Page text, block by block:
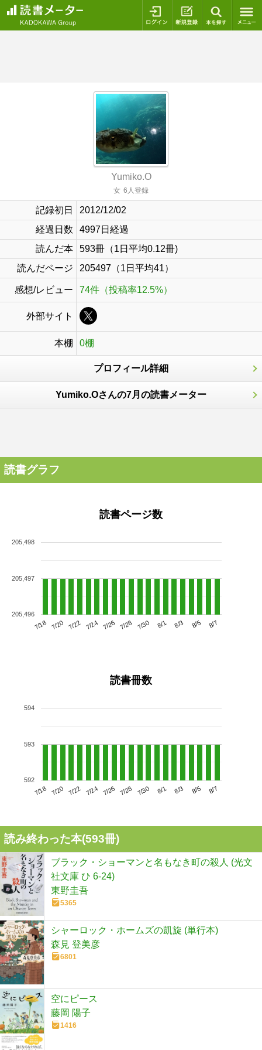
ログイン 新規登録
Yumiko.O
女 6人登録
記録初日
2012/12/02
経過日数
4997日経過
読んだ本
593冊（1日平均0.12冊)
読んだページ
205497（1日平均41）
感想/レビュー 74件（投稿率12.5%）
外部サイト
本棚 0棚
プロフィール詳細
Yumiko.Oさんの7月の読書メーター
読書グラフ
読書ページ数
7/18 7/20 7/22 7/24 7/26 7/28 7/30 8/1 8/3 8/5 8/7
205,496
205,497
205,498
読書冊数
7/18 7/20 7/22 7/24 7/26 7/28 7/30 8/1 8/3 8/5 8/7
592
593
594
読み終わった本(593冊)
ブラック・ショーマンと名もなき町の殺人 (光文
社文庫 ひ 6-24)
東野圭吾
5365
シャーロック・ホームズの凱旋 (単行本)
森見 登美彦
6801
空にピース
藤岡 陽子
1416